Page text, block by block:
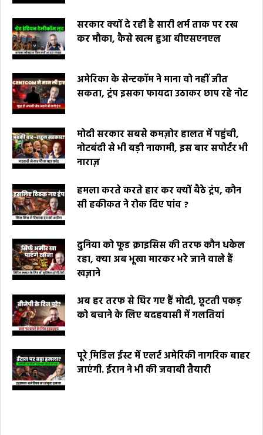
सरकार क्यों दे रही है सारी शर्म ताक पर रख
कर मौका, कैसे खत्म हुआ बीएसएनएल
अमेरिका के सेन्टकॉम ने माना वो नहीं जीत
सकता, ट्रंप इसका फायदा उठाकर छाप रहे नोट
मोदी सरकार सबसे कमज़ोर हालत में पहुंची,
नोटबंदी से भी बड़ी नाकामी, इस बार सपोर्टर भी
नाराज़
हमला करते करते हार कर क्यों बैठे ट्रंप, कौन
सी हकीकत ने रोक दिए पांव ?
दुनिया को फूड क्राइसिस की तरफ कौन धकेल
रहा, क्या अब भूखा मारकर भरे जाने वाले हैं
खज़ाने
अब हर तरफ से घिर गए हैं मोदी, छूटती पकड़
को बचाने के लिए बदहवासी में गलतियां
पूरे मि़डिल ईस्ट में एलर्ट अमेरिकी नागरिक बाहर
जाएंगी. ईरान ने भी की जवाबी तैयारी